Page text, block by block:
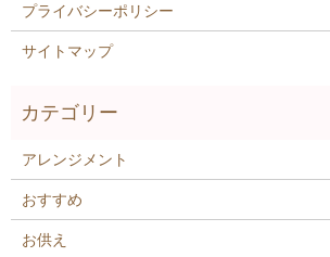
プライバシーポリシー
サイトマップ
アレンジメント
おすすめ
お供え